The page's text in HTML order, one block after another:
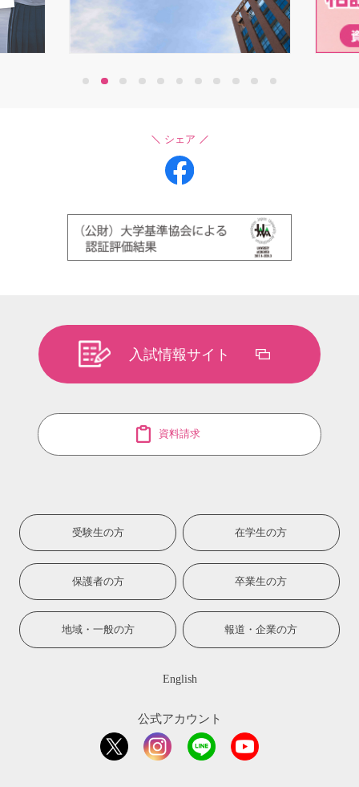
2 4 5 7 9
シェア
入試情報サイト
資料請求
受験生の方 在学生の方
保護者の方 卒業生の方
地域・一般の方 報道・企業の方
English
公式アカウント